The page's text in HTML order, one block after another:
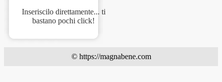
Inseriscilo direttamente... ti
bastano pochi click!
© https://magnabene.com